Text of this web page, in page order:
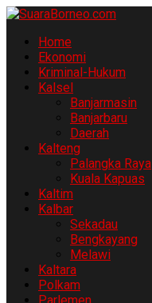
Home
Ekonomi
Kriminal-Hukum
Kalsel
Banjarmasin
Banjarbaru
Daerah
Kalteng
Palangka Raya
Kuala Kapuas
Kaltim
Kalbar
Sekadau
Bengkayang
Melawi
Kaltara
Polkam